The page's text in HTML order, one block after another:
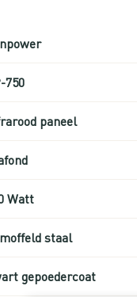
750
paneel
Watt
staal
gepoedercoat